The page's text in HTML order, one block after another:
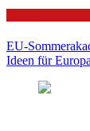
EU-
Ideen für